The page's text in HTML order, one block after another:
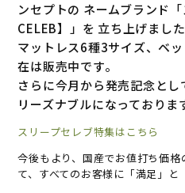
ンセプトの ネームブランド
CELEB】」を 立ち上げました
マットレス6種3サイズ、ベ
在は販売中です。
さらに今月から発売記念と
リーズナブルになっておりま
スリープセレブ特集はこちら
今後もより、国産でお値打ち価
て、すべてのお客様に「満足」と